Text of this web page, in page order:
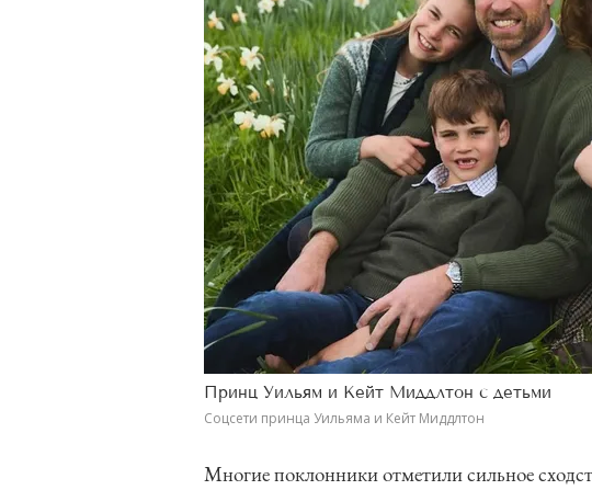
Принц Уильям и Кейт Миддлтон с детьми
Соцсети принца Уильяма и Кейт Миддлтон
Многие поклонники отметили сильное